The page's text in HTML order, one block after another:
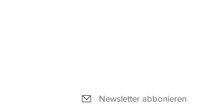
Newsletter abbonieren